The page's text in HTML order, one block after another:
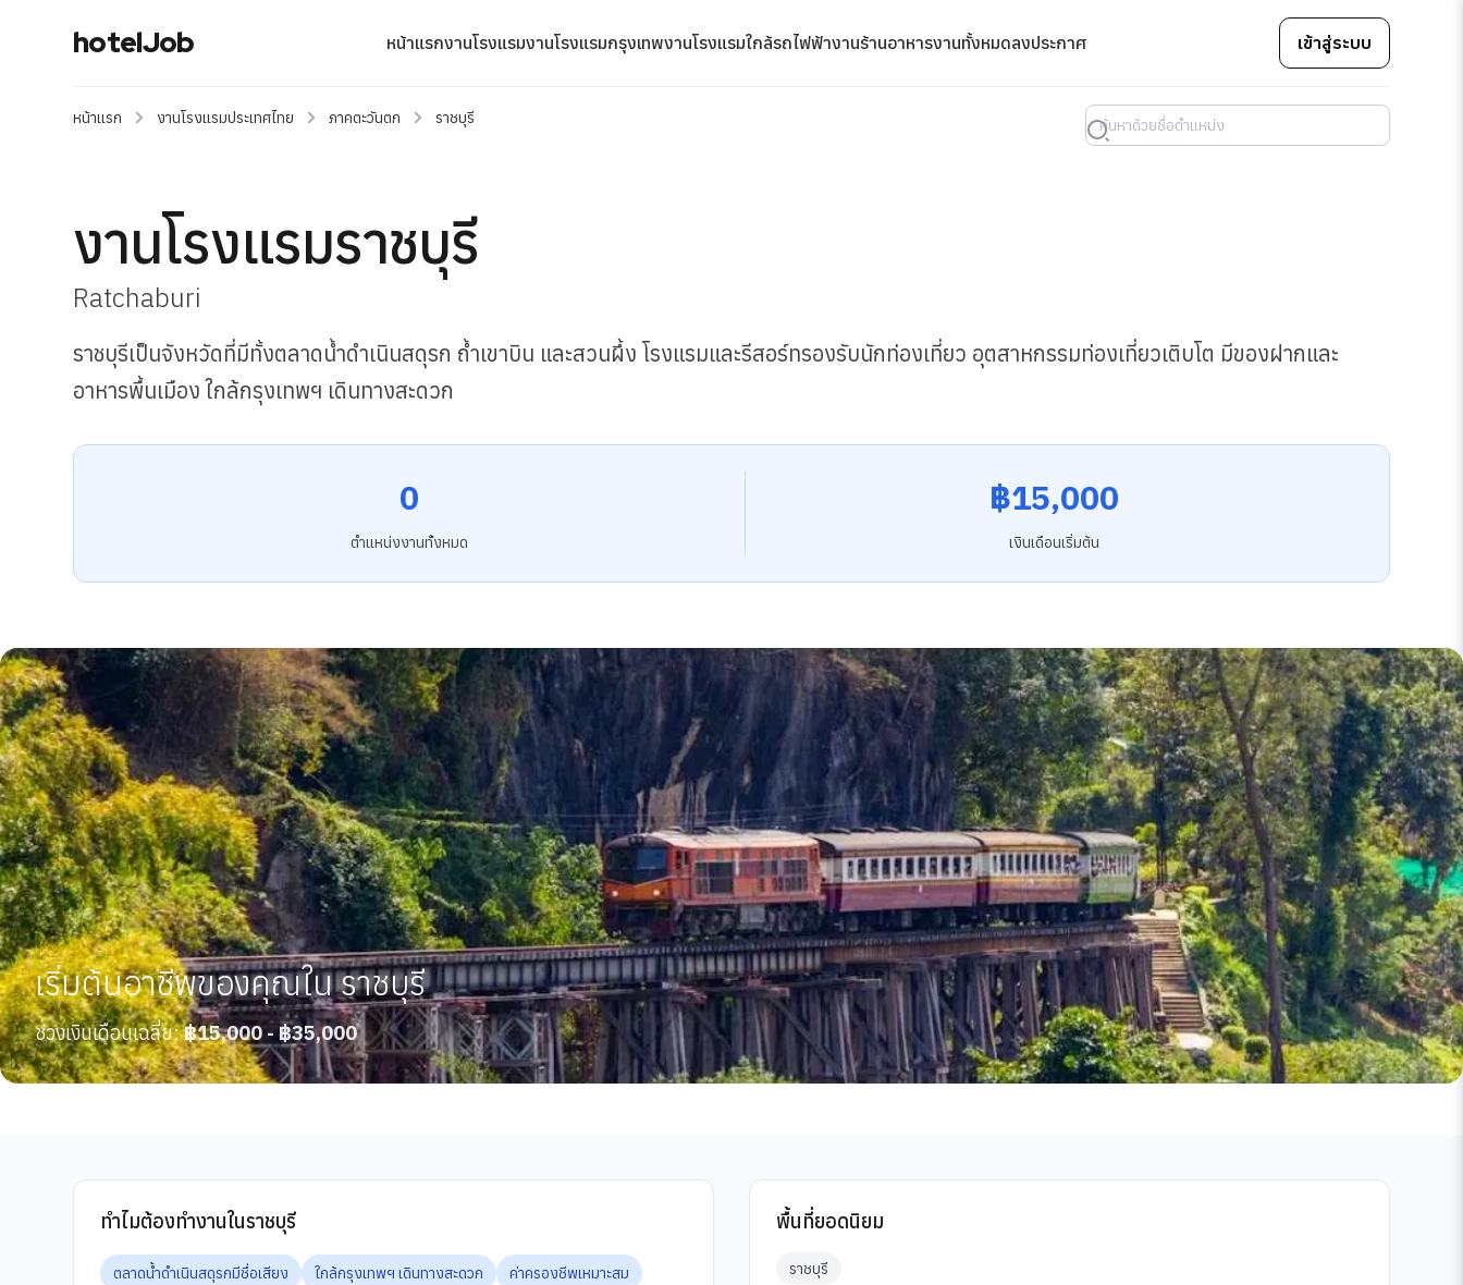
hotelJob หน้าแรกงานโรงแรมงานโรงแรมกรุงเทพงานโรงแรมใกล้รถไฟฟ้างานร้านอาหารงานทั้งหมดลงประกาศ เข้าสู่ระบบ
หน้าแรก งานโรงแรมประเทศไทย ภาคตะวันตก ราชบุรี
งานโรงแรมราชบุรี
Ratchaburi
ราชบุรีเป็นจังหวัดที่มีทั้งตลาดน้ำดำเนินสดุรก ถ้ำเขาบิน และสวนผึ้ง โรงแรมและรีสอร์ทรองรับนักท่องเที่ยว อุตสาหกรรมท่องเที่ยวเติบโต มีของฝากและ
อาหารพื้นเมือง ใกล้กรุงเทพฯ เดินทางสะดวก
0
ตำแหน่งงานทั้งหมด
฿15,000
เงินเดือนเริ่มต้น
เริ่มต้นอาชีพของคุณใน ราชบุรี
ช่วงเงินเดือนเฉลี่ย:฿15,000 - ฿35,000
ทำไมต้องทำงานในราชบุรี
ตลาดน้ำดำเนินสดุรกมีชื่อเสียง ใกล้กรุงเทพฯ เดินทางสะดวก
ค่าครองชีพเหมาะสม
พื้นที่ยอดนิยม
ราชบุรี